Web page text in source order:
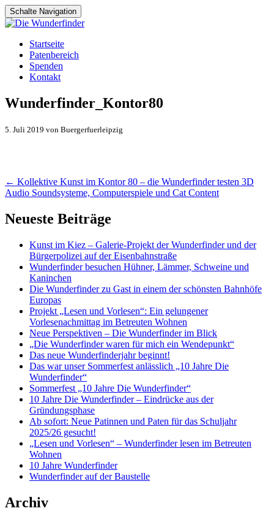
Schalte Navigation
Zum
Inhalt
springen
Startseite
Patenbereich
Spenden
Kontakt
Wunderfinder_Kontor80
5. Juli 2019 von Buergerfuerleipzig
Artikel-
Navigation
← Kollektive Kunst im Kontor 80 – die Wunderfinder testen 3D
Audio Soundsysteme, Computerspiele und Cat Content
Neueste Beiträge
Kunst im Kiez – Galerie-Projekt der Wunderfinder und der
Bürgerpolizei auf der Eisenbahnstraße
Wunderfinder besuchen Hühner, Lämmer, Schweine und
Kaninchen
Die Wunderfinder zu Gast in einem der schönsten Bahnhöfe
Europas
Projekt „Lesen und Vorlesen“: Ein gelungener
Vorlesenachmittag im Betreuten Wohnen
Neue Perspektiven – Die Wunderfinder im Blick
„Die Wunderfinder waren für mich ein Wendepunkt“
Das neue Wunderfinderjahr beginnt!
Das war unser Sommerfest anlässlich „10 Jahre Die
Wunderfinder“
Sommerfest „10 Jahre Die Wunderfinder“
10 Jahre Die Wunderfinder – Eindrücke aus der
Gründungsphase
Ab sofort: Neue Patinnen und Paten für das Schuljahr
2025/26 gesucht!
„Lesen und Vorlesen“ – Wunderfinder lesen im Betreuten
Wohnen
10 Jahre Wunderfinder
Wunderfinder auf der Baustelle
Archiv